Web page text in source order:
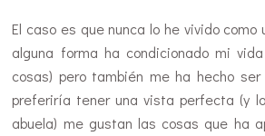
El caso es que nunca lo he vivido
alguna forma ha condicionado mi
cosas) pero también me ha hecho
preferiría tener una vista perfecta (y
abuela) me gustan las cosas que ha